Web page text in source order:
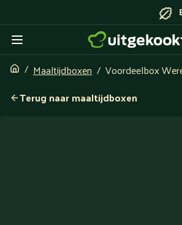
Bereid door
Maaltijdboxen
Voordeelbox
Terug naar maaltijdboxen